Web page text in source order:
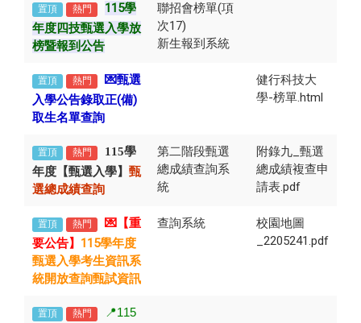
置頂 熱門
115學
年度四技甄選入學放
榜暨報到公告
聯招會榜單(項
次17)
新生報到系統
置頂 熱門
💌甄選
入學公告錄取正(備)
取生名單查詢
健行科技大
學-榜單.html
置頂 熱門
115學
年度【甄選入學】 甄
選總成績查詢
第二階段甄選
總成績查詢系
統
附錄九_甄選
總成績複查申
請表.pdf
置頂 熱門
💌【重
要公告】 115學年度
甄選入學考生資訊系
統開放查詢甄試資訊
查詢系統
校園地圖
_2205241.pdf
置頂 熱門
📍115